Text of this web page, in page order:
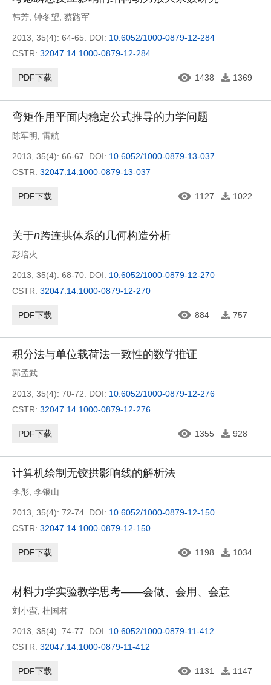
韩芳 钟冬望 蔡路军
2013, 35(4): 64-65. DOI: 10.6052/1000-0879-12-284
CSTR: 32047.14.1000-0879-12-284
PDF下载 1438 1369
弯矩作用平面内稳定公式推导的力学问题
陈军明 雷航
2013, 35(4): 66-67. DOI: 10.6052/1000-0879-13-037
CSTR: 32047.14.1000-0879-13-037
PDF下载 1127 1022
关于n跨连拱体系的几何构造分析
彭培火
2013, 35(4): 68-70. DOI: 10.6052/1000-0879-12-270
CSTR: 32047.14.1000-0879-12-270
PDF下载 884 757
积分法与单位载荷法一致性的数学推证
郭孟武
2013, 35(4): 70-72. DOI: 10.6052/1000-0879-12-276
CSTR: 32047.14.1000-0879-12-276
PDF下载 1355 928
计算机绘制无铰拱影响线的解析法
李彤 李银山
2013, 35(4): 72-74. DOI: 10.6052/1000-0879-12-150
CSTR: 32047.14.1000-0879-12-150
PDF下载 1198 1034
材料力学实验教学思考——会做、会用、会意
刘小蛮 杜国君
2013, 35(4): 74-77. DOI: 10.6052/1000-0879-11-412
CSTR: 32047.14.1000-0879-11-412
PDF下载 1131 1147